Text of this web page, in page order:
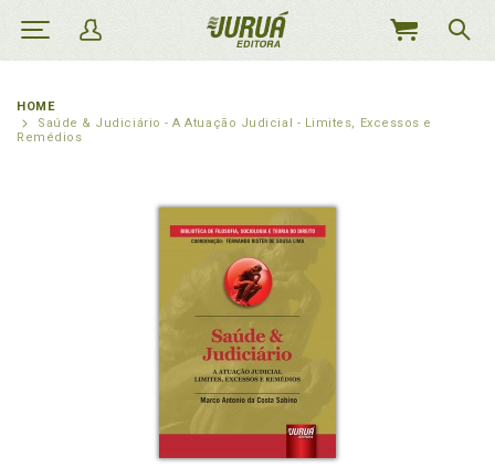
MEU
HOME
Saúde & Judiciário - A Atuação Judicial - Limites, Excessos e
Remédios